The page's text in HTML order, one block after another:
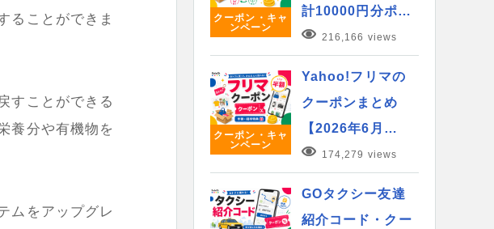
ることができま
すことができる
養分や有機物を
ムをアップグレ
クーポン・キャ
ンペーン
計10000円分ポ…
216,166 views
クーポン・キャ
ンペーン
Yahoo!フリマの
クーポンまとめ
【2026年6月…
174,279 views
GOタクシー友達
紹介コード・クー